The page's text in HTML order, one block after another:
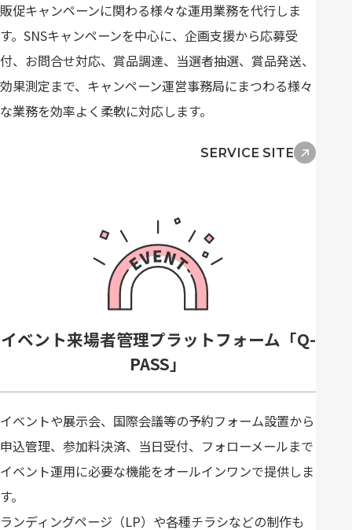
販促キャンペーンに関わる様々な運用業務を代行しま
す。SNSキャンペーンを中心に、企画支援から応募受
付、お問合せ対応、賞品調達、当選者抽選、賞品発送、
効果測定まで、キャンペーン運営事務局にまつわる様々
な業務を効率よく柔軟に対応します。
SERVICE SITE
イベント来場者管理プラットフォーム「Q-
PASS」
イベントや展示会、国際会議等の予約フォーム設置から
申込管理、参加料決済、当日受付、フォローメールまで
イベント運用に必要な機能をオールインワンで提供しま
す。
ランディングページ（LP）や各種チラシなどの制作も